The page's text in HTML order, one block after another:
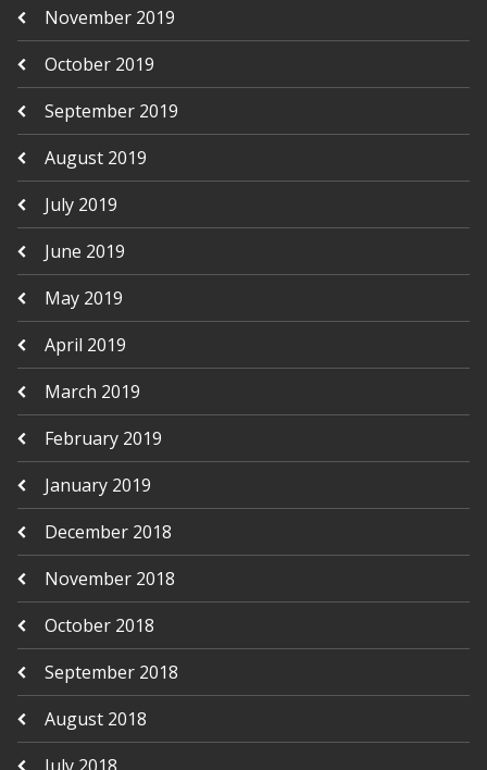
November 2019
October 2019
September 2019
August 2019
July 2019
June 2019
May 2019
April 2019
March 2019
February 2019
January 2019
December 2018
November 2018
October 2018
September 2018
August 2018